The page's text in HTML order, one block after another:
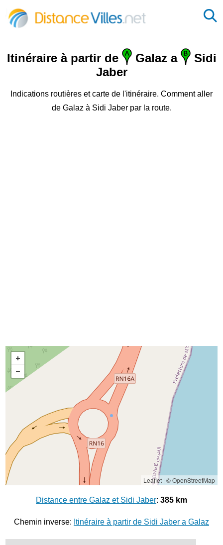
Itinéraire à partir de Galaz a
Sidi
Jaber
Indications routières et carte de l'itinéraire. Comment aller
de Galaz à Sidi Jaber par la route.
Leaflet| © OpenStreetMap
Distance entre Galaz et Sidi Jaber: 385 km
Chemin inverse: Itinéraire à partir de Sidi Jaber a Galaz